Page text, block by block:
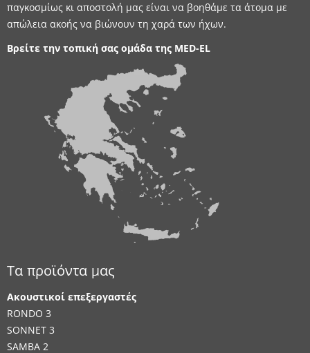
παγκοσμίως κι αποστολή μας είναι να βοηθάμε τα άτομα με
απώλεια ακοής να βιώνουν τη χαρά των ήχων.
Βρείτε την τοπική σας ομάδα της MED-EL
Τα προϊόντα μας
Ακουστικοί επεξεργαστές
RONDO 3
SONNET 3
SAMBA 2